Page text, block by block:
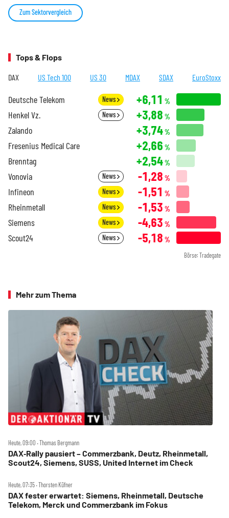
Zum Sektorvergleich
Tops & Flops
DAX US Tech 100 US 30 MDAX SDAX EuroStoxx
Deutsche Telekom News +6,11 %
Henkel Vz. News +3,88 %
Zalando +3,74%
Fresenius Medical Care +2,66 %
Brenntag +2,54%
Vonovia News -1,28 %
Infineon News -1,51 %
Rheinmetall News -1,53 %
Siemens News -4,63 %
Scout24 News -5,18 %
Börse: Tradegate
Mehr zum Thema
Heute, 09:00 ‧ Thomas Bergmann
DAX‑Rally pausiert – Commerzbank, Deutz, Rheinmetall,
Scout24, Siemens, SUSS, United Internet im Check
Heute, 07:35 ‧ Thorsten Küfner
DAX fester erwartet: Siemens, Rheinmetall, Deutsche
Telekom, Merck und Commerzbank im Fokus